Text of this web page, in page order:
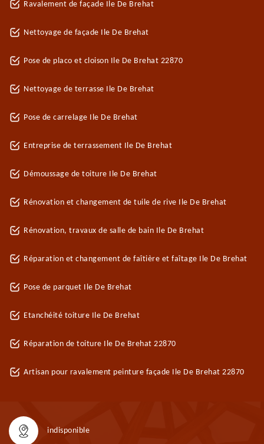
Ravalement de façade Ile De Brehat
Nettoyage de façade Ile De Brehat
Pose de placo et cloison Ile De Brehat 22870
Nettoyage de terrasse Ile De Brehat
Pose de carrelage Ile De Brehat
Entreprise de terrassement Ile De Brehat
Démoussage de toiture Ile De Brehat
Rénovation et changement de tuile de rive Ile De Brehat
Rénovation, travaux de salle de bain Ile De Brehat
Réparation et changement de faîtière et faîtage Ile De Brehat
Pose de parquet Ile De Brehat
Etanchéité toiture Ile De Brehat
Réparation de toiture Ile De Brehat 22870
Artisan pour ravalement peinture façade Ile De Brehat 22870
indisponible